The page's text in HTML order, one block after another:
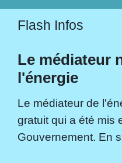
Flash Infos
Le médiateur
l'énergie
Le médiateur de
gratuit qui a été mis
Gouvernement. En